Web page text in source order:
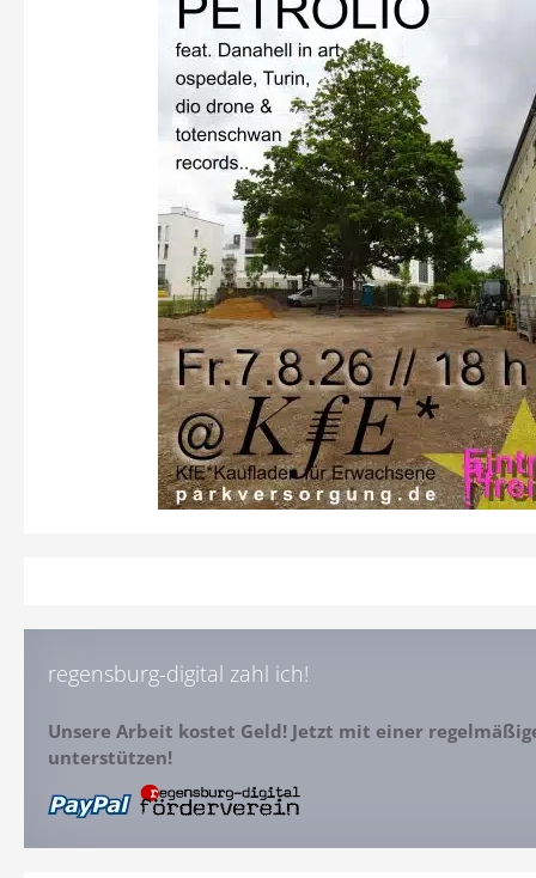
regensburg-digital zahl ich!
Unsere Arbeit kostet Geld! Jetzt mit einer
unterstützen!